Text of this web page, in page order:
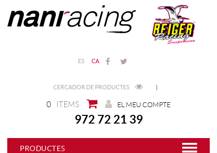
ES CA
CERCADOR DE PRODUCTES |
0 ITEMS EL MEU COMPTE
972 72 21 39
PRODUCTES